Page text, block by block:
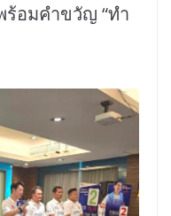
อมคำขวัญ “ทำ